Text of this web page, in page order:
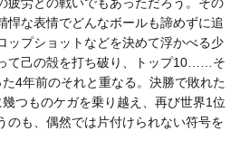
悍な表情でどんなボールも諦めずに追
ップショットなどを決めて浮かべる少
て己の殻を打ち破り、トップ10……そ
4年前のそれと重なる。決勝で敗れた
つものケガを乗り越え、再び世界1位
のも、偶然では片付けられない符号を